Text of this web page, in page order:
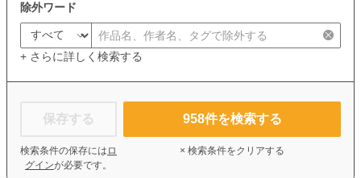
除外ワード
+ さらに詳しく検索する
保存する
検索条件の保存には ロ
グインが必要です。
958件を検索する
× 検索条件をクリアする